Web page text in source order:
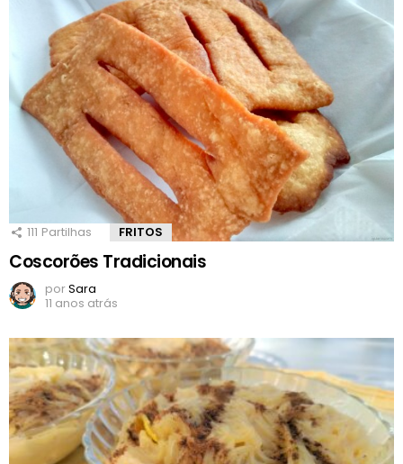
111 Partilhas FRITOS
Coscorões Tradicionais
porSara
11 anos atrás